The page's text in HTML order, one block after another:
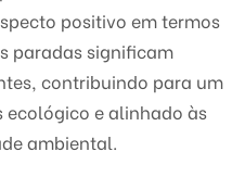
positivo em termos
paradas significam
contribuindo para um
e alinhado às
ambiental.